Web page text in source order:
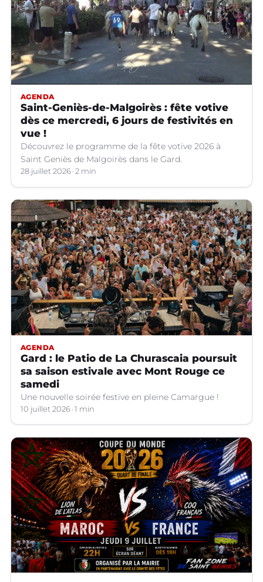
AGENDA
Saint-Geniès-de-Malgoirès : fête votive
dès ce mercredi, 6 jours de festivités en
vue !
Découvrez le programme de la fête votive 2026 à
Saint Geniès de Malgoirès dans le Gard.
28 juillet 2026 2 min
AGENDA
Gard : le Patio de La Churascaia poursuit
sa saison estivale avec Mont Rouge ce
samedi
Une nouvelle soirée festive en pleine Camargue !
10 juillet 2026 1 min